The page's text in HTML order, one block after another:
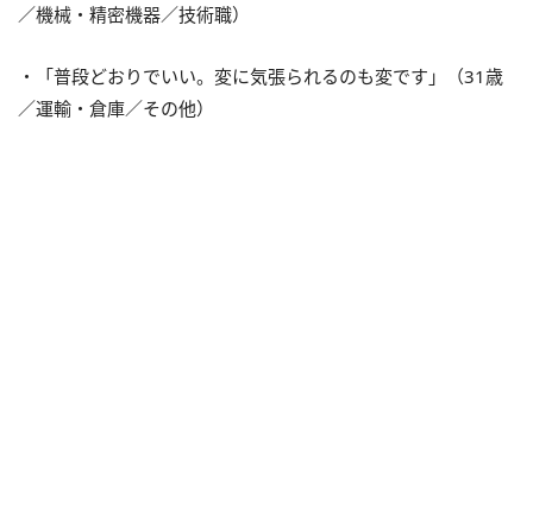
／機械・精密機器／技術職）
・「普段どおりでいい。変に気張られるのも変です」（31歳
／運輸・倉庫／その他）